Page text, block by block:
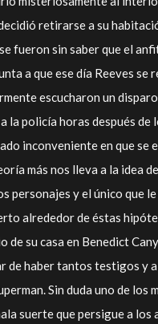
retirarse a su
fueron sin saber que el
a que ese día Reeves
escucharon un
la policía horas después de
inconveniente en que se
más nos lleva a la idea
personajes y el único que
alrededor de éstas
de su casa en Benedict
de haber tantos testigos y
Sin duda uno de
suerte que persigue a